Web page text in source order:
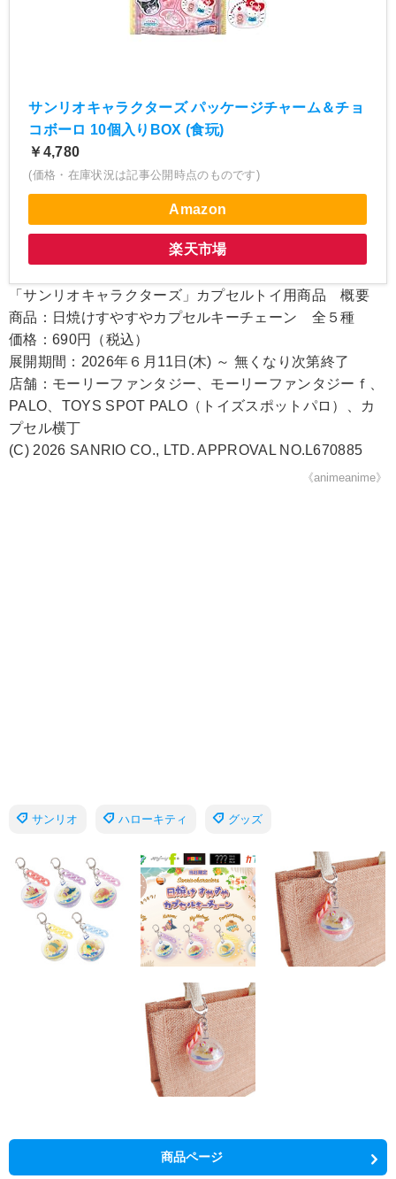
サンリオキャラクターズ パッケージチャーム＆チョ
コボーロ 10個入りBOX (食玩)
￥4,780
(価格・在庫状況は記事公開時点のものです)
Amazon
楽天市場
「サンリオキャラクターズ」カプセルトイ用商品 概要
商品：日焼けすやすやカプセルキーチェーン 全５種
価格：690円（税込）
展開期間：2026年６月11日(木) ～ 無くなり次第終了
店舗：モーリーファンタジー、モーリーファンタジーｆ、
PALO、TOYS SPOT PALO（トイズスポットパロ）、カ
プセル横丁
(C) 2026 SANRIO CO., LTD. APPROVAL NO.L670885
《animeanime》
サンリオ ハローキティ グッズ
商品ページ